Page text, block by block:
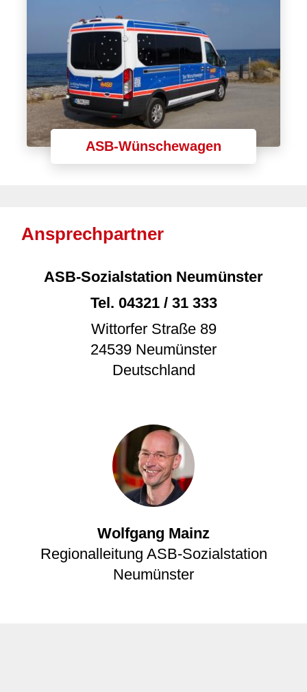
ASB-Wünschewagen
Ansprechpartner
ASB-Sozialstation Neumünster
Tel. 04321 / 31 333
Wittorfer Straße 89
24539 Neumünster
Deutschland
Wolfgang Mainz
Regionalleitung ASB-Sozialstation
Neumünster